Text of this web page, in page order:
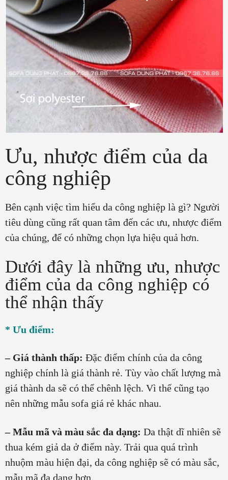
Ưu, nhược điểm của da
công nghiệp
Bên cạnh việc tìm hiểu da công nghiệp là gì? Người
tiêu dùng cũng rất quan tâm đến các ưu, nhược điểm
của chúng, để có những chọn lựa hiệu quả hơn.
Dưới đây là những ưu, nhược
điểm của da công nghiệp có
thể nhận thấy
* Ưu điểm:
– Giá thành thấp: Đặc điểm chính của da công
nghiệp chính là giá thành rẻ. Tùy vào chất lượng mà
giá thành da sẽ có thể chênh lệch. Vì thế cũng tạo
nên những mẫu sofa giá rẻ khác nhau.
– Mẫu mã và màu sắc đa dạng: Da thật dĩ nhiên sẽ
thua kém giả da ở điểm này. Trải qua quá trình
nhuộm màu hiện đại, da công nghiệp sẽ có màu sắc,
mẫu mã đa dạng hơn.